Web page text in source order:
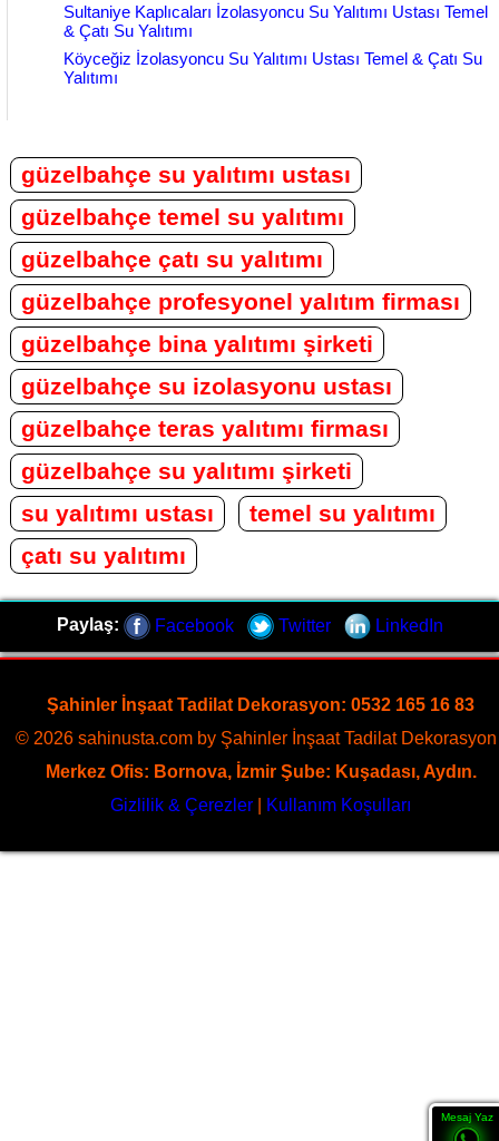
Sultaniye Kaplıcaları İzolasyoncu Su Yalıtımı Ustası Temel
& Çatı Su Yalıtımı
Köyceğiz İzolasyoncu Su Yalıtımı Ustası Temel & Çatı Su
Yalıtımı
güzelbahçe su yalıtımı ustası
güzelbahçe temel su yalıtımı
güzelbahçe çatı su yalıtımı
güzelbahçe profesyonel yalıtım firması
güzelbahçe bina yalıtımı şirketi
güzelbahçe su izolasyonu ustası
güzelbahçe teras yalıtımı firması
güzelbahçe su yalıtımı şirketi
su yalıtımı ustası
temel su yalıtımı
çatı su yalıtımı
Paylaş: Facebook Twitter LinkedIn
Şahinler İnşaat Tadilat Dekorasyon: 0532 165 16 83
© 2026 sahinusta.com by Şahinler İnşaat Tadilat
Merkez Ofis: Bornova, İzmir Şube: Kuşadası, Aydın.
Gizlilik & Çerezler
Kullanım Koşulları
Mesaj Yaz